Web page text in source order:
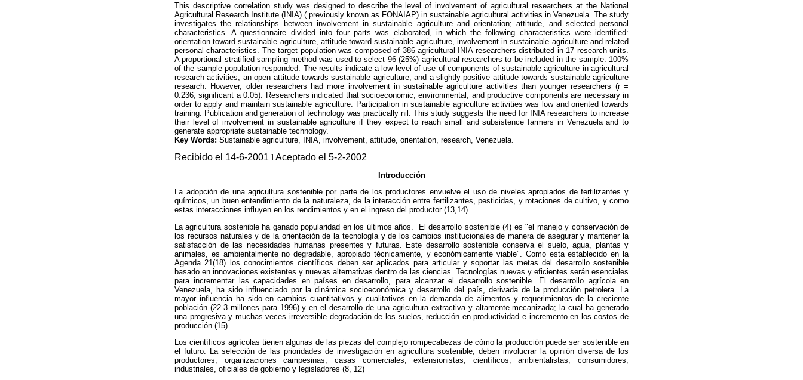
This descriptive correlation study was designed to describe the level of involvement of agricultural researchers at the National
Agricultural Research Institute (INIA) ( previously known as FONAIAP) in sustainable agricultural activities in Venezuela. The study
investigates the relationships between involvement in sustainable agriculture and orientation; attitude, and selected personal
characteristics. A questionnaire divided into four parts was elaborated, in which the following characteristics were identified:
orientation toward sustainable agriculture, attitude toward sustainable agriculture, involvement in sustainable agriculture and related
personal characteristics. The target population was composed of 386 agricultural INIA researchers distributed in 17 research units.
A proportional stratified sampling method was used to select 96 (25%) agricultural researchers to be included in the sample. 100%
of the sample population responded. The results indicate a low level of use of components of sustainable agriculture in agricultural
research activities, an open attitude towards sustainable agriculture, and a slightly positive attitude towards sustainable agriculture
research. However, older researchers had more involvement in sustainable agriculture activities than younger researchers (r =
0.236, significant a 0.05). Researchers indicated that socioeconomic, environmental, and productive components are necessary in
order to apply and maintain sustainable agriculture. Participation in sustainable agriculture activities was low and oriented towards
training. Publication and generation of technology was practically nil. This study suggests the need for INIA researchers to increase
their level of involvement in sustainable agriculture if they expect to reach small and subsistence farmers in Venezuela and to
generate appropriate sustainable technology.
Key Words: Sustainable agriculture, INIA, involvement, attitude, orientation, research, Venezuela.
Recibido el 14-6-2001 l Aceptado el 5-2-2002
Introducción
La adopción de una agricultura sostenible por parte de los productores envuelve el uso de niveles apropiados de fertilizantes y
químicos, un buen entendimiento de la naturaleza, de la interacción entre fertilizantes, pesticidas, y rotaciones de cultivo, y como
estas interacciones influyen en los rendimientos y en el ingreso del productor (13,14).
La agricultura sostenible ha ganado popularidad en los últimos años. El desarrollo sostenible (4) es "el manejo y conservación de
los recursos naturales y de la orientación de la tecnología y de los cambios institucionales de manera de asegurar y mantener la
satisfacción de las necesidades humanas presentes y futuras. Este desarrollo sostenible conserva el suelo, agua, plantas y
animales, es ambientalmente no degradable, apropiado técnicamente, y económicamente viable". Como esta establecido en la
Agenda 21(18) los conocimientos científicos deben ser aplicados para articular y soportar las metas del desarrollo sostenible
basado en innovaciones existentes y nuevas alternativas dentro de las ciencias. Tecnologías nuevas y eficientes serán esenciales
para incrementar las capacidades en países en desarrollo, para alcanzar el desarrollo sostenible. El desarrollo agrícola en
Venezuela, ha sido influenciado por la dinámica socioeconómica y desarrollo del país, derivada de la producción petrolera. La
mayor influencia ha sido en cambios cuantitativos y cualitativos en la demanda de alimentos y requerimientos de la creciente
población (22.3 millones para 1996) y en el desarrollo de una agricultura extractiva y altamente mecanizada; la cual ha generado
una progresiva y muchas veces irreversible degradación de los suelos, reducción en productividad e incremento en los costos de
producción (15).
Los científicos agrícolas tienen algunas de las piezas del complejo rompecabezas de cómo la producción puede ser sostenible en
el futuro. La selección de las prioridades de investigación en agricultura sostenible, deben involucrar la opinión diversa de los
productores, organizaciones campesinas, casas comerciales, extensionistas, científicos, ambientalistas, consumidores,
industriales, oficiales de gobierno y legisladores (8, 12)